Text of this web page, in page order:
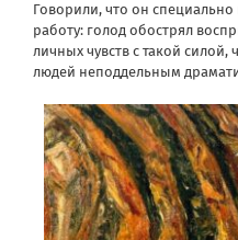
Говорили, что он специально
работу: голод обострял
личных чувств с такой силой,
людей неподдельным